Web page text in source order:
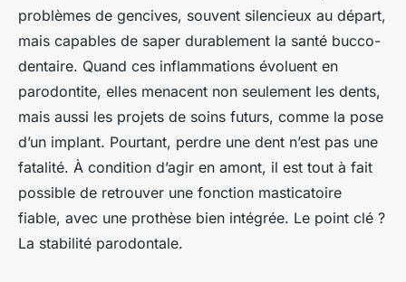
problèmes de gencives, souvent silencieux au départ,
mais capables de saper durablement la santé bucco-
dentaire. Quand ces inflammations évoluent en
parodontite, elles menacent non seulement les dents,
mais aussi les projets de soins futurs, comme la pose
d’un implant. Pourtant, perdre une dent n’est pas une
fatalité. À condition d’agir en amont, il est tout à fait
possible de retrouver une fonction masticatoire
fiable, avec une prothèse bien intégrée. Le point clé ?
La stabilité parodontale.